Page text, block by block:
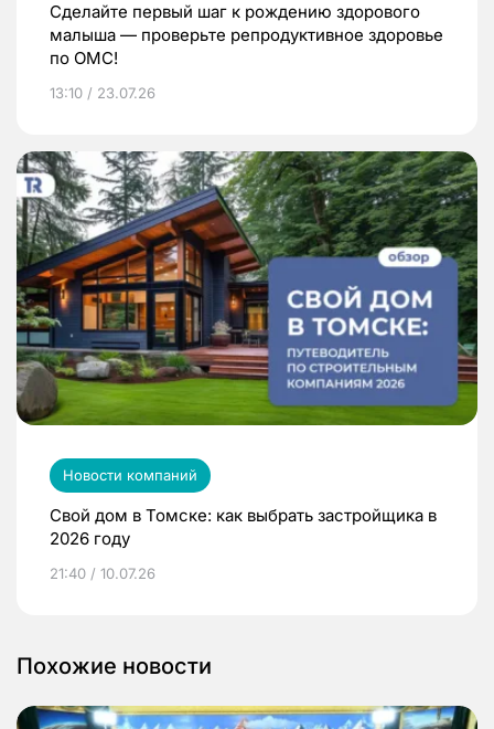
Сделайте первый шаг к рождению здорового
малыша — проверьте репродуктивное здоровье
по ОМС!
13:10 / 23.07.26
Новости компаний
Свой дом в Томске: как выбрать застройщика в
2026 году
21:40 / 10.07.26
Похожие новости